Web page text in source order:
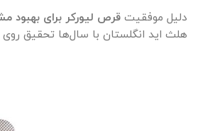
دلیل موفقیت قرص لیورکر برای بهبود
هلث اید انگلستان با سال‌ها تحقیق